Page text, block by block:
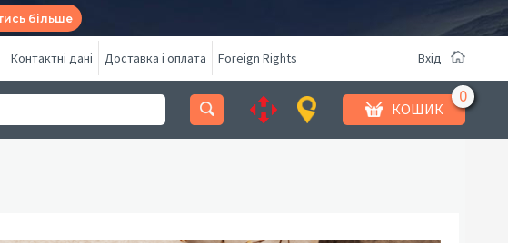
більше
Контактні дані Доставка і оплата Foreign Rights Вхід
КОШИК